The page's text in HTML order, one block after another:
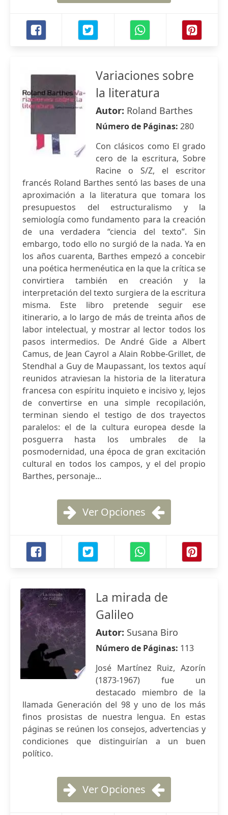
Variaciones sobre
la literatura
Autor: Roland Barthes
Número de Páginas: 280
Con clásicos como El grado
cero de la escritura, Sobre
Racine o S/Z, el escritor
francés Roland Barthes sentó las bases de una
aproximación a la literatura que tomara los
presupuestos del estructuralismo y la
semiología como fundamento para la creación
de una verdadera “ciencia del texto”. Sin
embargo, todo ello no surgió de la nada. Ya en
los años cuarenta, Barthes empezó a concebir
una poética hermenéutica en la que la crítica se
convirtiera también en creación y la
interpretación del texto surgiera de la escritura
misma. Este libro pretende seguir ese
itinerario, a lo largo de más de treinta años de
labor intelectual, y mostrar al lector todos los
pasos intermedios. De André Gide a Albert
Camus, de Jean Cayrol a Alain Robbe-Grillet, de
Stendhal a Guy de Maupassant, los textos aquí
reunidos atraviesan la historia de la literatura
francesa con espíritu inquieto e incisivo y, lejos
de convertirse en una simple recopilación,
terminan siendo el testigo de dos trayectos
paralelos: el de la cultura europea desde la
posguerra hasta los umbrales de la
posmodernidad, una época de gran excitación
cultural en todos los campos, y el del propio
Barthes, personaje...
Ver Opciones
La mirada de
Galileo
Autor: Susana Biro
Número de Páginas: 113
José Martínez Ruiz, Azorín
(1873-1967) fue un
destacado miembro de la
llamada Generación del 98 y uno de los más
finos prosistas de nuestra lengua. En estas
páginas se reúnen los consejos, advertencias y
condiciones que distinguirían a un buen
político.
Ver Opciones